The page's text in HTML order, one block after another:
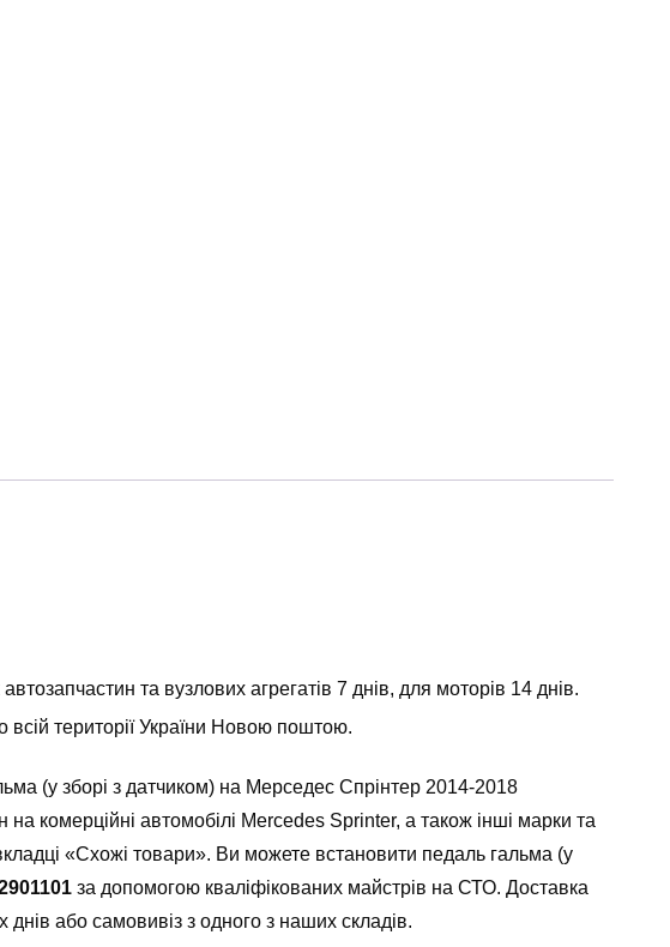
та вузлових агрегатів 7 днів, для моторів 14 днів.
території України Новою поштою.
(у зборі з датчиком) на Мерседес Спрінтер 2014-2018
комерційні автомобілі Mercedes Sprinter, а також інші марки та
«Схожі товари». Ви можете встановити педаль гальма (у
за допомогою кваліфікованих майстрів на СТО. Доставка
днів або самовивіз з одного з наших складів.